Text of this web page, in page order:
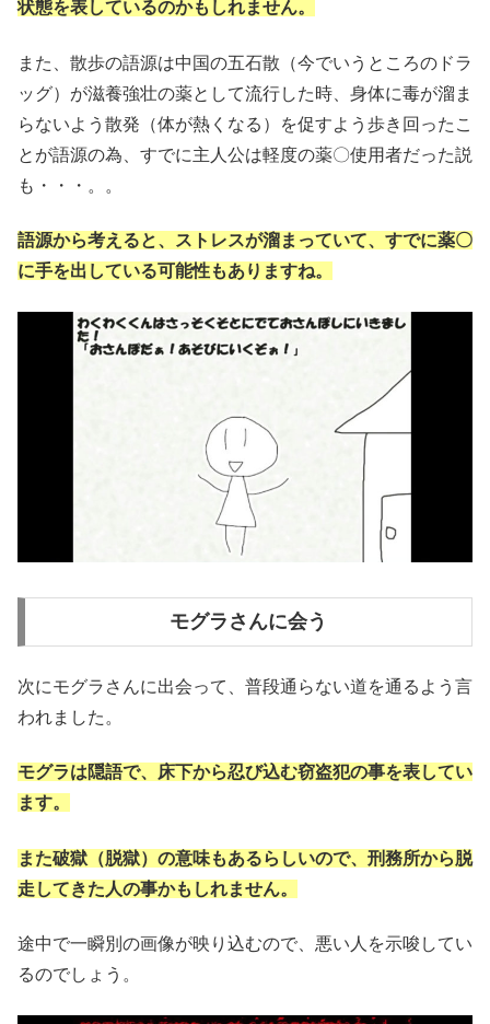
状態を表しているのかもしれません。
また、散歩の語源は中国の五石散（今でいうところのドラ
ッグ）が滋養強壮の薬として流行した時、身体に毒が溜ま
らないよう散発（体が熱くなる）を促すよう歩き回ったこ
とが語源の為、すでに主人公は軽度の薬〇使用者だった説
も・・・。。
語源から考えると、ストレスが溜まっていて、すでに薬〇
に手を出している可能性もありますね。
モグラさんに会う
次にモグラさんに出会って、普段通らない道を通るよう言
われました。
モグラは隠語で、床下から忍び込む窃盗犯の事を表してい
ます。
また破獄（脱獄）の意味もあるらしいので、刑務所から脱
走してきた人の事かもしれません。
途中で一瞬別の画像が映り込むので、悪い人を示唆してい
るのでしょう。